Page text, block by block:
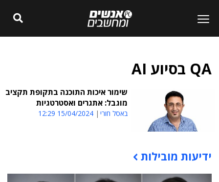
QA בסיוע AI
שימור איכות התוכנה בתקופת תקציב
מוגבל: אתגרים ואסטרטגיות
באסל חורי 15/04/2024 12:29
תוכן פרסומי
ידיעות מובילות